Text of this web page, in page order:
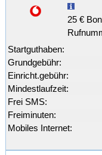
25 €
Startguthaben:
Grundgebühr:
Einricht.gebühr:
Mindestlaufzeit:
Frei SMS:
Freiminuten:
Mobiles Internet: